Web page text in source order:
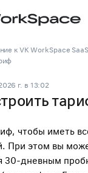
к VK WorkSpace SaaS
г. в 13:02
чтобы иметь
При этом вы
30-дневным